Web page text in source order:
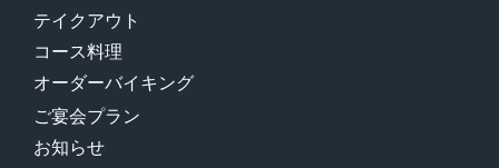
テイクアウト
コース料理
オーダーバイキング
ご宴会プラン
お知らせ